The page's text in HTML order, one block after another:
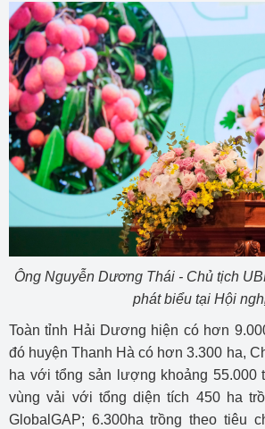
Ông Nguyễn Dương Thái - Chủ tịch
phát biểu tại Hội
Toàn tỉnh Hải Dương hiện có hơn
đó huyện Thanh Hà có hơn 3.300 ha,
ha với tổng sản lượng khoảng 55.000
vùng vải với tổng diện tích 450 ha
GlobalGAP; 6.300ha trồng theo tiêu